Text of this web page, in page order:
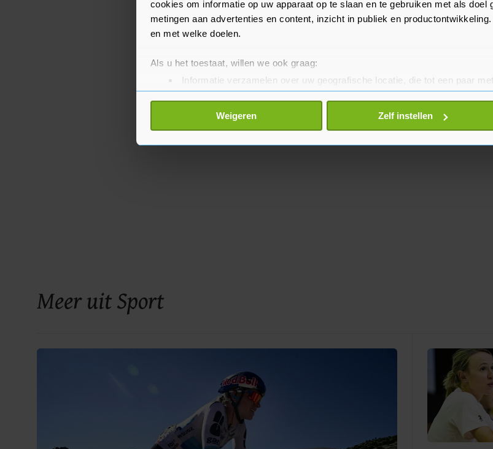
cookies om informatie op uw apparaat op te slaan en te gebruiken met als doel
metingen aan advertenties en content, inzicht in publiek en
en met welke doelen.
Als u het toestaat, willen we ook graag:
Informatie verzamelen over uw geografische locatie, die tot een paar
Uw apparaat identificeren door het actief te scannen op specifieke
Lees meer over hoe uw persoonlijke gegevens worden verwerkt en stel uw
toestemming op elk moment wijzigen of intrekken in de Cookieverklaring.
Weigeren Zelf instellen
Meer uit Sport